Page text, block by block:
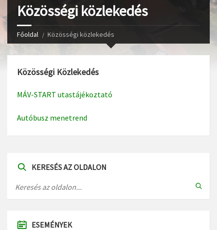
Közösségi közlekedés
Főoldal Közösségi közlekedés
Közösségi Közlekedés
MÁV-START utastájékoztató
Autóbusz menetrend
KERESÉS AZ OLDALON
ESEMÉNYEK